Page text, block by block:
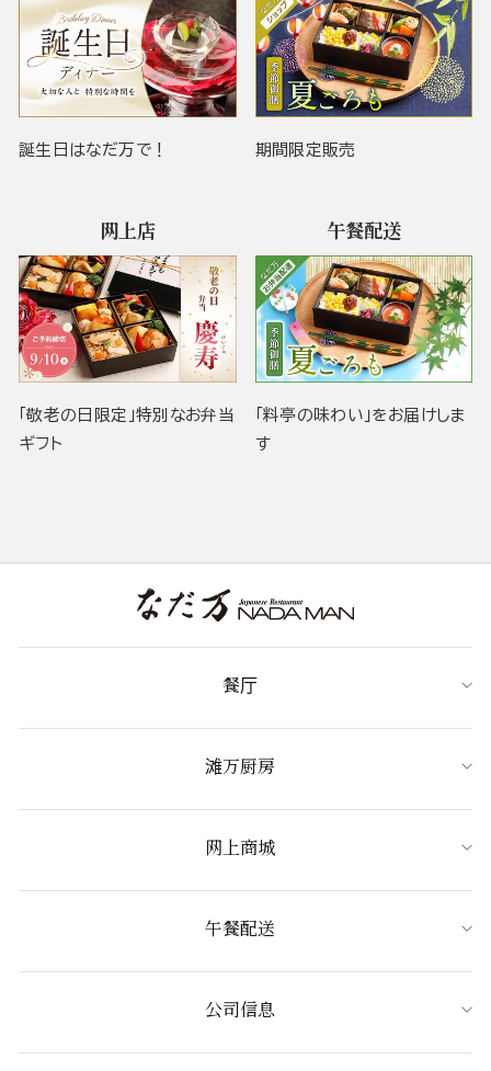
誕生日はなだ万で！ 期間限定販売
网上店
「敬老の日限定」特別なお弁当
ギフト
午餐配送
「料亭の味わい」をお届けしま
す
餐厅
滩万厨房
网上商城
午餐配送
公司信息